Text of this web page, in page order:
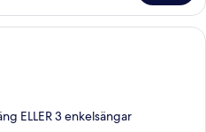
En dubbelsäng med en sänggavel,
ELLER 3 enkelsängar